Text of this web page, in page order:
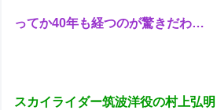
ってか40年も経つのが驚きだわ…
スカイライダー筑波洋役の村上弘